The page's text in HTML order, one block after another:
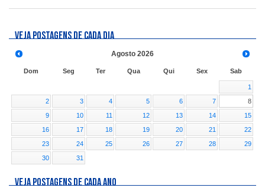
VEJA POSTAGENS DE CADA DIA
Agosto 2026
Dom Seg Ter Qua Qui Sex Sab
1
2
3 4 5 6 7
8
9
10 11 12 13 14
15
16
17 18 19 20 21
22
23
24 25 26 27 28
29
30
31
VEJA POSTAGENS DE CADA ANO